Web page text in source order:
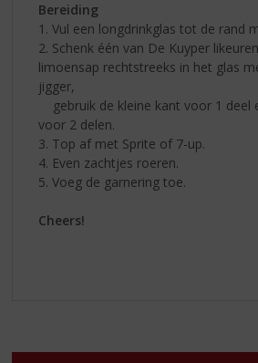
Bereiding
1. Vul een longdrinkglas tot de rand
2. Schenk één van De Kuyper
limoensap rechtstreeks in het glas
jigger,
gebruik de kleine kant voor 1 deel
voor 2 delen.
3. Top af met Sprite of 7-up.
4. Even zachtjes roeren.
5. Voeg de garnering toe.
Cheers!